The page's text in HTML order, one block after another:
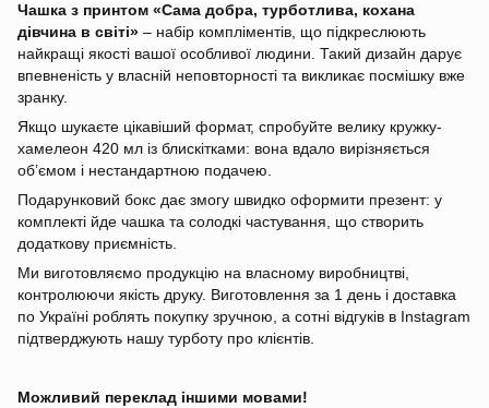
Чашка з принтом «Сама добра, турботлива, кохана
дівчина в світі» – набір компліментів, що підкреслюють
найкращі якості вашої особливої людини. Такий дизайн дарує
впевненість у власній неповторності та викликає посмішку вже
зранку.
Якщо шукаєте цікавіший формат, спробуйте велику кружку-
хамелеон 420 мл із блискітками: вона вдало вирізняється
об’ємом і нестандартною подачею.
Подарунковий бокс дає змогу швидко оформити презент: у
комплекті йде чашка та солодкі частування, що створить
додаткову приємність.
Ми виготовляємо продукцію на власному виробництві,
контролюючи якість друку. Виготовлення за 1 день і доставка
по Україні роблять покупку зручною, а сотні відгуків в Instagram
підтверджують нашу турботу про клієнтів.
Можливий переклад іншими мовами!